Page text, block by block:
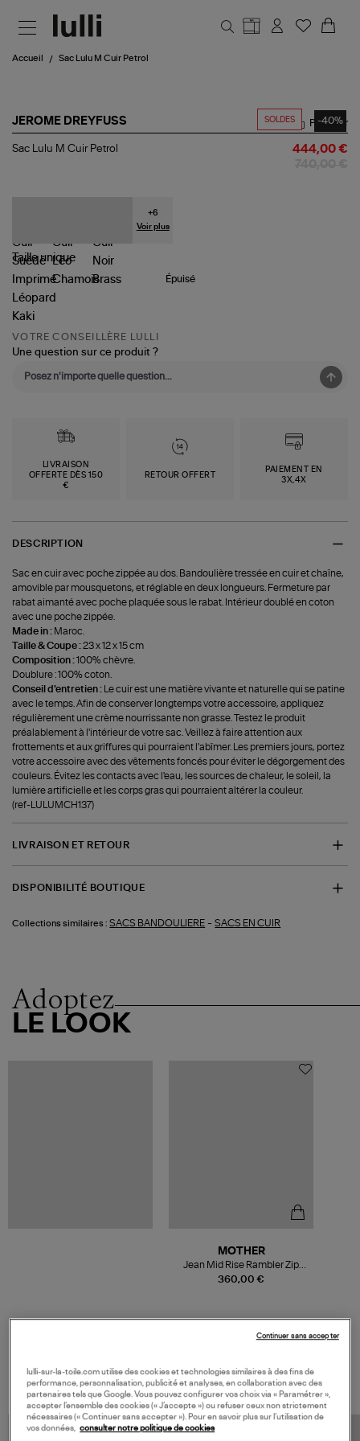
Accueil Sac Lulu M Cuir Petrol
SOLDES -40%
JEROME DREYFUSS
Sac
Partager
Sac Lulu M Cuir Petrol 444,00 €
+6
Voir plus
Tailleunique
Épuisé
VOTRE CONSEILLÈRE LULLI
Une question sur ce produit ?
LIVRAISON
OFFERTE DÈS 150
€
RETOUR OFFERT
PAIEMENT EN
3X,4X
DESCRIPTION
Sac en cuir avec poche zippée au dos. Bandoulière tressée en cuir et chaîne,
amovible par mousquetons, et réglable en deux longueurs. Fermeture par
rabat aimanté avec poche plaquée sous le rabat. Intérieur doublé en coton
avec une poche zippée.
Made in : Maroc.
Taille & Coupe :23 x 12 x 15 cm
Composition :100% chèvre.
Doublure : 100% coton.
Conseil d'entretien :
Le cuir est une matière vivante et naturelle qui se patine
avec le temps. Afin de conserver longtemps votre accessoire, appliquez
régulièrement une crème nourrissante non grasse. Testez le produit
préalablement à l'intérieur de votre sac. Veillez à faire attention aux
frottements et aux griffures qui pourraient l'abîmer. Les premiers jours, portez
votre accessoire avec des vêtements foncés pour éviter le dégorgement des
couleurs. Évitez les contacts avec l'eau, les sources de chaleur, le soleil, la
lumière artificielle et les corps gras qui pourraient altérer la couleur.
(ref-LULUMCH137)
LIVRAISON ET RETOUR
DISPONIBILITÉ BOUTIQUE
Collections similaires : SACS BANDOULIERE -SACS EN CUIR
Adoptez
LE LOOK
360,00 €
MOTHER
Jean Mid Rise Rambler Zip
Ankle Fra Whats Your Sig
VOS DERNIERS PRODUITS VUS
lulli-sur-la-toile.com utilise des cookies et technologies similaires à des fins de
performance, personnalisation, publicité et analyses, en collaboration avec des
partenaires tels que Google. Vous pouvez configurer vos choix via « Paramétrer »,
accepter l’ensemble des cookies (« J’accepte ») ou refuser ceux non strictement
nécessaires (« Continuer sans accepter »). Pour en savoir plus sur l’utilisation de
vos données, consulter notre politique de cookies
Continuer sans accepter